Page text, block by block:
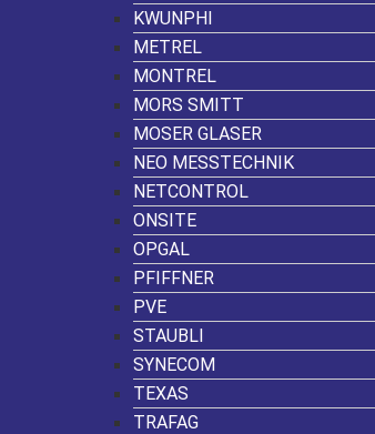
KWUNPHI
METREL
MONTREL
MORS SMITT
MOSER GLASER
NEO MESSTECHNIK
NETCONTROL
ONSITE
OPGAL
PFIFFNER
PVE
STAUBLI
SYNECOM
TEXAS
TRAFAG